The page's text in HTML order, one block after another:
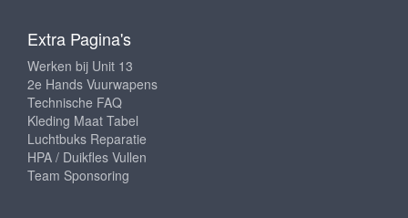
Extra Pagina's
Werken bij Unit 13
2e Hands Vuurwapens
Technische FAQ
Kleding Maat Tabel
Luchtbuks Reparatie
HPA / Duikfles Vullen
Team Sponsoring